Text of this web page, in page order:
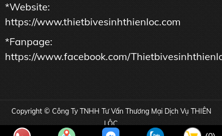
*Website:
https://www.thietbivesinhthienloc.com
*Fanpage:
https://www.facebook.com/
Copyright © Công Ty TNHH Tư Vấn Thương Mại Dịch Vụ THIÊN
LỘC